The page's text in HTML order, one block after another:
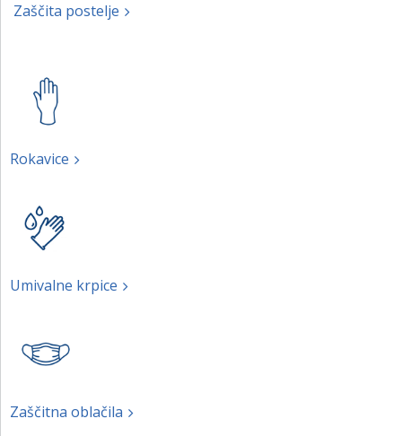
Zaščita postelje
Rokavice
Umivalne krpice
Zaščitna oblačila